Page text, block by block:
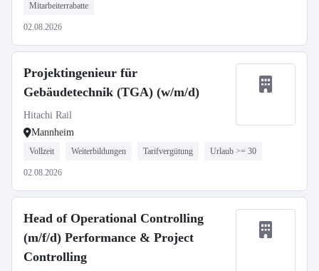
Mitarbeiterrabatte
02.08.2026
Projektingenieur für
Gebäudetechnik (TGA) (w/m/d)
Hitachi Rail
Mannheim
Vollzeit Weiterbildungen Tarifvergütung Urlaub >= 30
02.08.2026
Head of Operational Controlling
(m/f/d) Performance & Project
Controlling